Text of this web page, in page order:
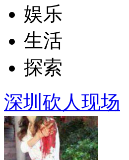
娱乐
生活
探索
深圳砍人现场